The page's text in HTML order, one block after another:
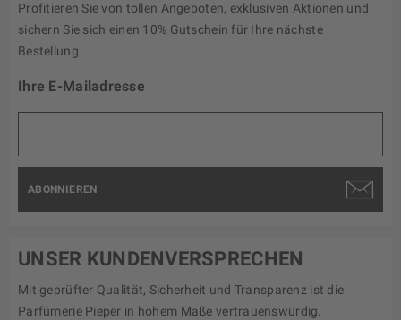
Profitieren Sie von tollen Angeboten, exklusiven Aktionen und
sichern Sie sich einen 10% Gutschein für Ihre nächste
Bestellung.
Ihre E-Mailadresse
ABONNIEREN
UNSER KUNDENVERSPRECHEN
Mit geprüfter Qualität, Sicherheit und Transparenz ist die
Parfümerie Pieper in hohem Maße vertrauenswürdig.